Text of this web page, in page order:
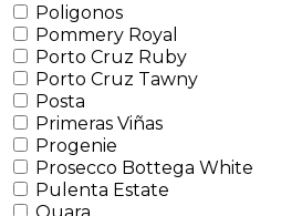
Poligonos
Pommery Royal
Porto Cruz Ruby
Porto Cruz Tawny
Posta
Primeras Viñas
Progenie
Prosecco Bottega White
Pulenta Estate